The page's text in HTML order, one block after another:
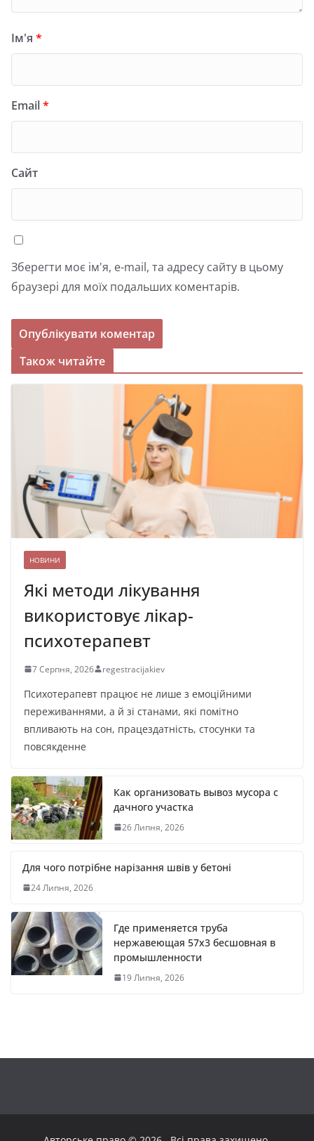
Ім'я *
Email*
Сайт
Зберегти моє ім'я, e-mail, та адресу сайту в цьому
браузері для моїх подальших коментарів.
Також читайте
НОВИНИ
Які методи лікування
використовує лікар-
психотерапевт
7 Серпня, 2026 regestracijakiev
Психотерапевт працює не лише з емоційними
переживаннями, а й зі станами, які помітно
впливають на сон, працездатність, стосунки та
повсякденне
Как организовать вывоз мусора с
дачного участка
26 Липня, 2026
Для чого потрібне нарізання швів у бетоні
24 Липня, 2026
Где применяется труба
нержавеющая 57х3 бесшовная в
промышленности
19 Липня, 2026